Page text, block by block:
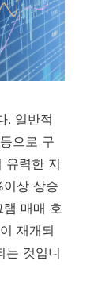
. 일반적
으로 구
유력한 지
상 상승
램 매매 호
재개되
는 것입니